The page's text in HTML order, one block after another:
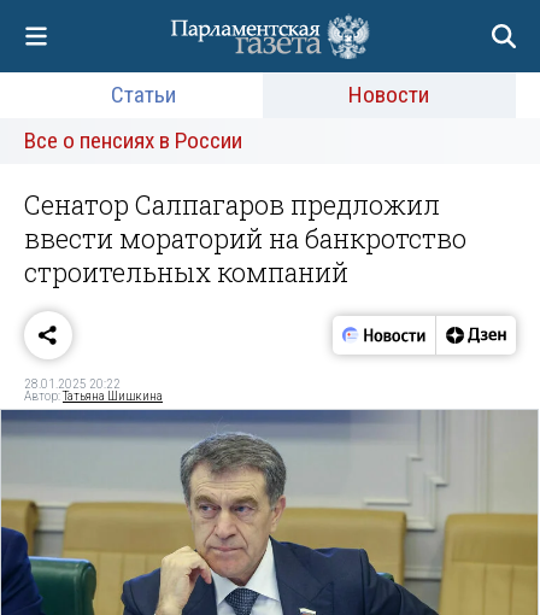
Статьи
Новости
Все о пенсиях в России
Сенатор Салпагаров предложил
ввести мораторий на банкротство
строительных компаний
28.01.2025 20:22
Автор:Татьяна Шишкина